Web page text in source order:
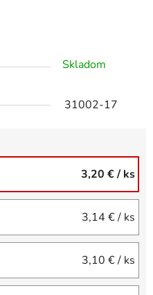
Skladom
31002-17
3,20 €/ ks
3,14 €/ ks
3,10 €/ ks